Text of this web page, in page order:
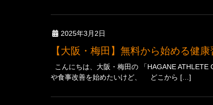
2025年3月2日
【大阪・梅田】無料から始める
こんにちは、大阪・梅田の 「HAGANE
や食事改善を始めたいけど、 どこから […]